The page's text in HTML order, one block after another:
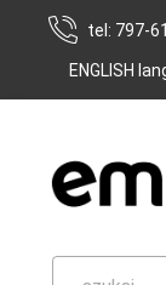
tel: 797-
ENGLISH